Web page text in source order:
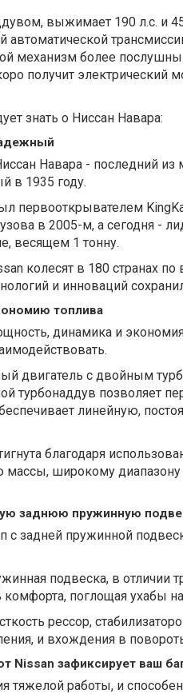
выжимает 190 л.с. и
автоматической
механизм более
получит электрический
знать о Ниссан Навара:
Навара - последний из
в 1935 году.
первооткрывателем
в 2005-м, а сегодня -
весящем 1 тонну.
колесят в 180 странах по
и инноваций
топлива
динамика и
двигатель с двойным
турбонаддув позволяет
линейную,
благодаря
широкому диапазону
заднюю пружинную
задней пружинной
подвеска, в отличии
поглощая ухабы
рессор,
и вхождения в
Nissan зафиксирует ваш
тяжелой работы, и